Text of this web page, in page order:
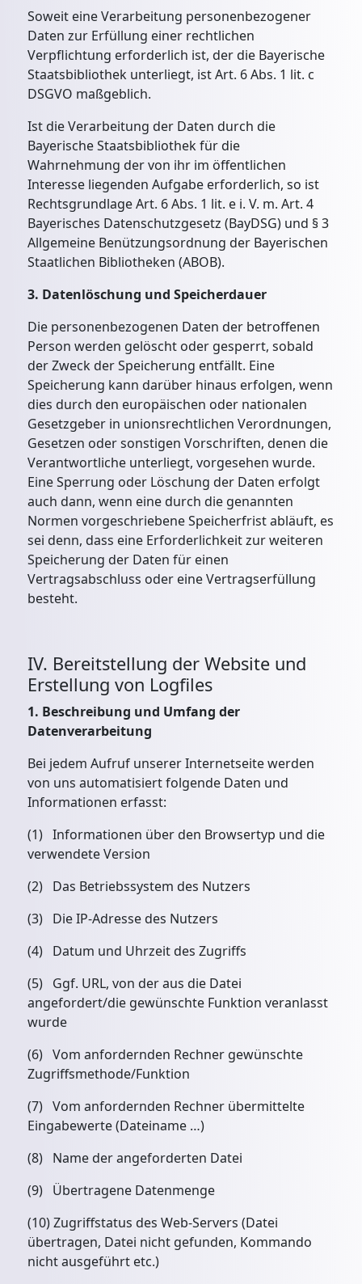
Soweit eine Verarbeitung personenbezogener
Daten zur Erfüllung einer rechtlichen
Verpflichtung erforderlich ist, der die Bayerische
Staatsbibliothek unterliegt, ist Art. 6 Abs. 1 lit. c
DSGVO maßgeblich.
Ist die Verarbeitung der Daten durch die
Bayerische Staatsbibliothek für die
Wahrnehmung der von ihr im öffentlichen
Interesse liegenden Aufgabe erforderlich, so ist
Rechtsgrundlage Art. 6 Abs. 1 lit. e i. V. m. Art. 4
Bayerisches Datenschutzgesetz (BayDSG) und § 3
Allgemeine Benützungsordnung der Bayerischen
Staatlichen Bibliotheken (ABOB).
3. Datenlöschung und Speicherdauer
Die personenbezogenen Daten der betroffenen
Person werden gelöscht oder gesperrt, sobald
der Zweck der Speicherung entfällt. Eine
Speicherung kann darüber hinaus erfolgen, wenn
dies durch den europäischen oder nationalen
Gesetzgeber in unionsrechtlichen Verordnungen,
Gesetzen oder sonstigen Vorschriften, denen die
Verantwortliche unterliegt, vorgesehen wurde.
Eine Sperrung oder Löschung der Daten erfolgt
auch dann, wenn eine durch die genannten
Normen vorgeschriebene Speicherfrist abläuft, es
sei denn, dass eine Erforderlichkeit zur weiteren
Speicherung der Daten für einen
Vertragsabschluss oder eine Vertragserfüllung
besteht.
IV. Bereitstellung der Website und
Erstellung von Logfiles
1. Beschreibung und Umfang der
Datenverarbeitung
Bei jedem Aufruf unserer Internetseite werden
von uns automatisiert folgende Daten und
Informationen erfasst:
(1) Informationen über den Browsertyp und die
verwendete Version
(2) Das Betriebssystem des Nutzers
(3) Die IP-Adresse des Nutzers
(4) Datum und Uhrzeit des Zugriffs
(5) Ggf. URL, von der aus die Datei
angefordert/die gewünschte Funktion veranlasst
wurde
(6) Vom anfordernden Rechner gewünschte
Zugriffsmethode/Funktion
(7) Vom anfordernden Rechner übermittelte
Eingabewerte (Dateiname …)
(8) Name der angeforderten Datei
(9) Übertragene Datenmenge
(10) Zugriffstatus des Web-Servers (Datei
übertragen, Datei nicht gefunden, Kommando
nicht ausgeführt etc.)